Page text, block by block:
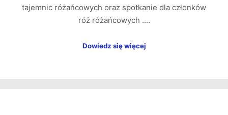
tajemnic różańcowych oraz spotkanie dla członków
róż różańcowych .…
Dowiedz się więcej